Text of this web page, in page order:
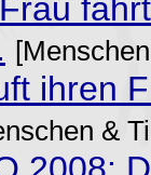
ihren
&